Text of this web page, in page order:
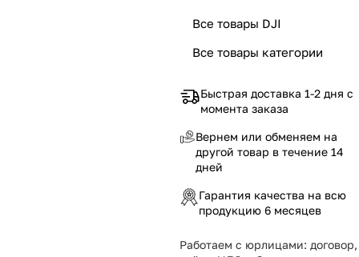
Все товары DJI
Все товары категории
Быстрая доставка 1-2 дня с
момента заказа
Вернем или обменяем на
другой товар в течение 14
дней
Гарантия качества на всю
продукцию 6 месяцев
Работаем с юрлицами: договор,